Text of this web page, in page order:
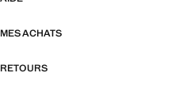
MES ACHATS
RETOURS